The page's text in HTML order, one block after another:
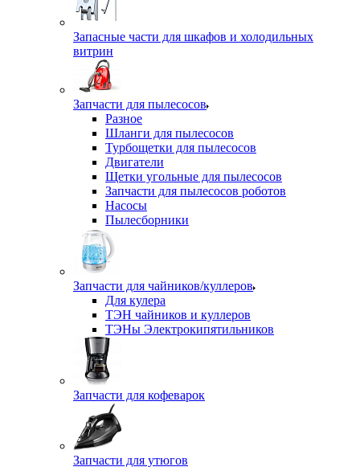
Запасные части для шкафов и холодильных
витрин
Запчасти для пылесосов
Разное
Шланги для пылесосов
Турбощетки для пылесосов
Двигатели
Щетки угольные для пылесосов
Запчасти для пылесосов роботов
Насосы
Пылесборники
Запчасти для чайников/куллеров
Для кулера
ТЭН чайников и куллеров
ТЭНы Электрокипятильников
Запчасти для кофеварок
Запчасти для утюгов